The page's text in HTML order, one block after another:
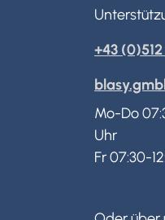
+43
Mo-Do
Uhr
Fr 07:30-